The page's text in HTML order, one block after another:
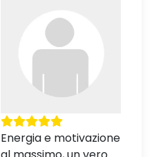
Energia e motivazione